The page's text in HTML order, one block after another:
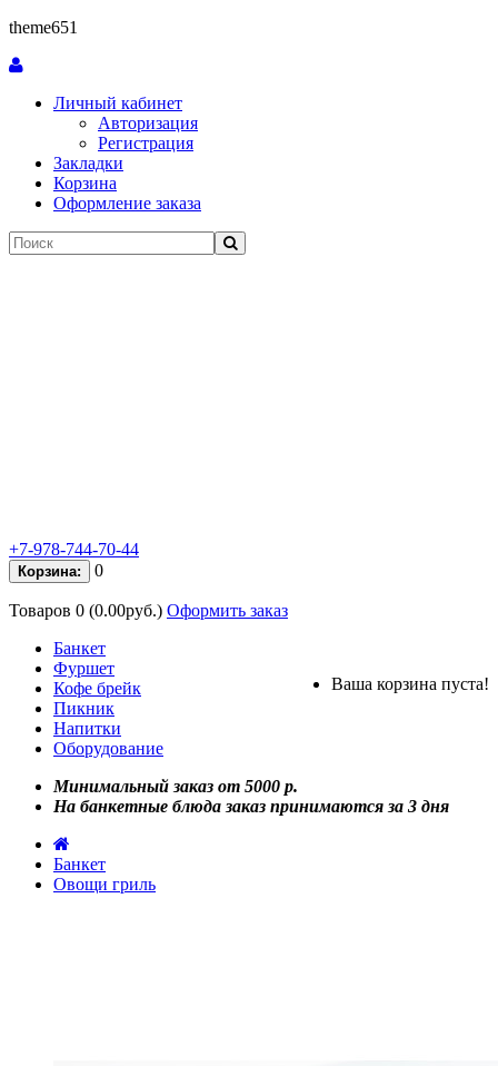
theme651
Личный кабинет
Авторизация
Регистрация
Закладки
Корзина
Оформление заказа
+7-978-744-70-44
Корзина: 0
Товаров 0 (0.00руб.) Оформить заказ
Ваша корзина пуста!
Банкет
Фуршет
Кофе брейк
Пикник
Напитки
Оборудование
Минимальный заказ от 5000 р.
На банкетные блюда заказ принимаются за 3 дня
Банкет
Овощи гриль